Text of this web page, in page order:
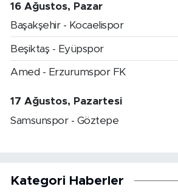
16 Ağustos, Pazar
Başakşehir - Kocaelispor
Beşiktaş - Eyüpspor
Amed - Erzurumspor FK
17 Ağustos, Pazartesi
Samsunspor - Göztepe
Kategori Haberler